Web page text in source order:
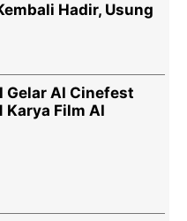
Hadir, Usung
Gelar AI Cinefest
Karya Film AI